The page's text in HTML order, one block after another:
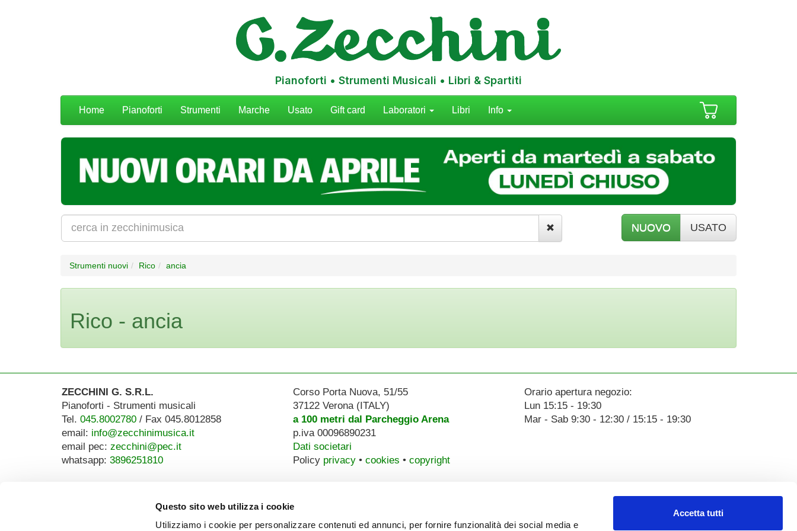
Questo sito web utilizza i cookie
Utilizziamo i cookie per personalizzare contenuti ed annunci, per fornire funzionalità dei social media e
Accetta tutti
Pianoforti • Strumenti Musicali • Libri & Spartiti
navigazione
Home Pianoforti Strumenti Marche Usato Gift card Laboratori Libri Info
NUOVO USATO
Strumenti nuovi Rico ancia
Rico - ancia
ZECCHINI G. S.R.L.
Pianoforti - Strumenti musicali
Tel. 045.8002780/ Fax 045.8012858
email: info@zecchinimusica.it
email pec: zecchini@pec.it
whatsapp: 3896251810
Corso Porta Nuova, 51/55
37122 Verona (ITALY)
a 100 metri dal Parcheggio Arena
p.iva 00096890231
Dati societari
Policy privacy• cookies • copyright
Orario apertura negozio:
Lun 15:15 - 19:30
Mar - Sab 9:30 - 12:30 / 15:15 - 19:30